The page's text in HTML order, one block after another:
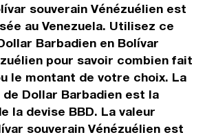
souverain Vénézuélien est
au Venezuela. Utilisez ce
Barbadien en Bolívar
pour savoir combien fait
le montant de votre choix. La
Dollar Barbadien est la
la devise BBD. La valeur
souverain Vénézuélien est